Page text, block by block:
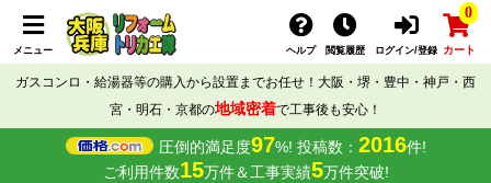
メニュー ヘルプ 閲覧履歴 ログイン/登録
0
カート
ガスコンロ・給湯器等の購入から設置までお任せ！大阪・堺・豊中・神戸・西
宮・明石・京都の地域密着で工事後も安心！
圧倒的満足度97%! 投稿数： 2016件!
ご利用件数15万件＆工事実績5万件突破!